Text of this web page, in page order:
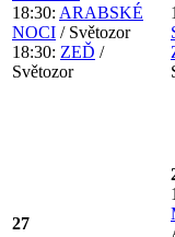
18:30: ARABSKÉ
NOCI / Světozor
18:30: ZEĎ /
Světozor
27